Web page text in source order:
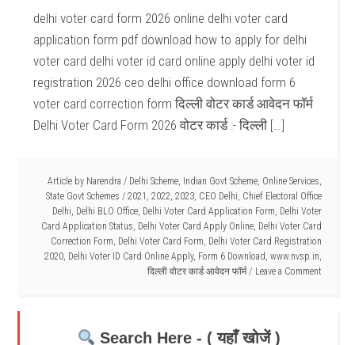
delhi voter card form 2026 online delhi voter card
application form pdf download how to apply for delhi
voter card delhi voter id card online apply delhi voter id
registration 2026 ceo delhi office download form 6
voter card correction form दिल्ली वोटर कार्ड आवेदन फॉर्म
Delhi Voter Card Form 2026 वोटर कार्ड :- दिल्ली […]
Article by Narendra / Delhi Scheme, Indian Govt Scheme, Online Services,
State Govt Schemes / 2021 , 2022, 2023, CEO Delhi, Chief Electoral Office
Delhi, Delhi BLO Office, Delhi Voter Card Application Form, Delhi Voter
Card Application Status, Delhi Voter Card Apply Online, Delhi Voter Card
Correction Form, Delhi Voter Card Form, Delhi Voter Card Registration
2020, Delhi Voter ID Card Online Apply, Form 6 Download, www.nvsp.in,
दिल्ली वोटर कार्ड आवेदन फॉर्म
Leave a Comment
Search Here - ( यहाँ खोजें )